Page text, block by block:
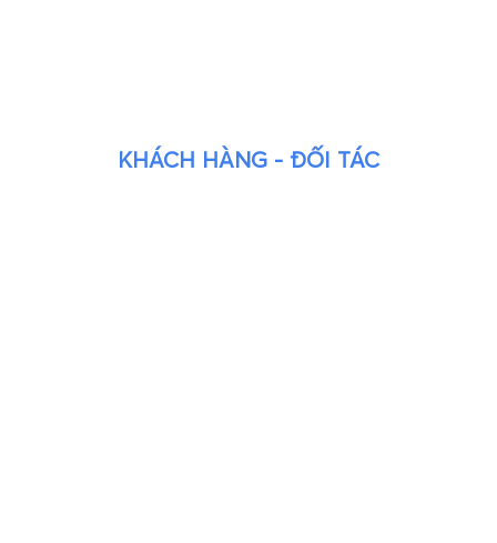
KHÁCH HÀNG - ĐỐI TÁC